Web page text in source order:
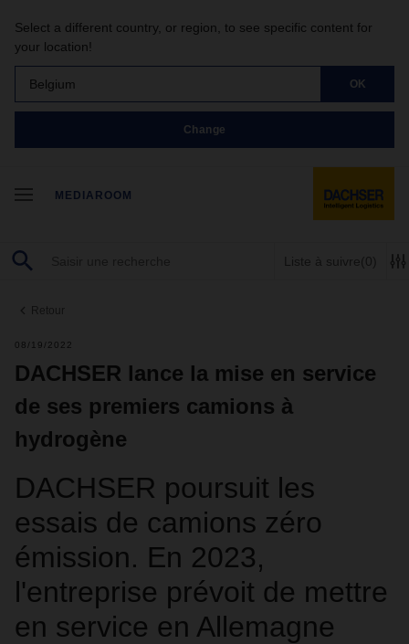
Select a different country, or region, to see specific content for
your location!
Belgium OK
Change
MEDIAROOM
Liste à suivre(0)
Retour
08/19/2022
DACHSER lance la mise en service
de ses premiers camions à
hydrogène
DACHSER poursuit les
essais de camions zéro
émission. En 2023,
l'entreprise prévoit de mettre
en service en Allemagne